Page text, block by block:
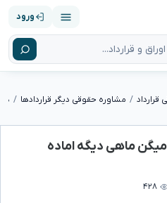
ورود
مشاوره حقوقی دیگر قراردادها
ماهی دیگه اماده
۴۲۸